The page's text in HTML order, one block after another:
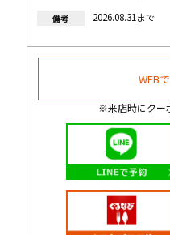
備考 2026.08.31まで
WEB
※来店時にクー